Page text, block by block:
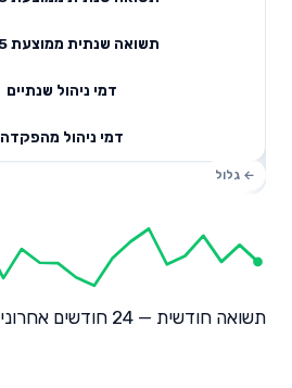
תשואה שנתית ממוצעת 5 שנים
דמי ניהול שנתיים
דמי ניהול מהפקדה
תשואה חודשית — 24 חודשים אחרונים